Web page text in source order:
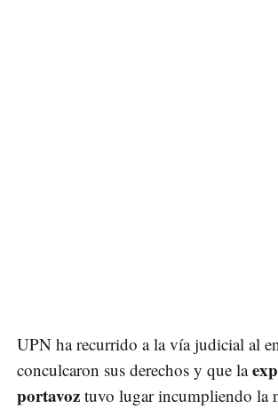
UPN ha recurrido a la vía judicial al
conculcaron sus derechos y que la
portavoz tuvo lugar incumpliendo la